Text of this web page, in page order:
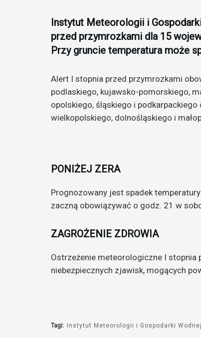
Instytut Meteorologii i
przed przymrozkami dla 15
Przy gruncie temperatura może
Alert I stopnia przed przymrozkami
podlaskiego, kujawsko-pomorskiego,
opolskiego, śląskiego i
wielkopolskiego, dolnośląskiego i
PONIŻEJ ZERA
Prognozowany jest spadek
zaczną obowiązywać o godz. 21 w
ZAGROŻENIE ZDROWIA
Ostrzeżenie meteorologiczne I stopnia
niebezpiecznych zjawisk, mogących
Tagi: Instytut Meteorologii i Gospodarki Wodnej